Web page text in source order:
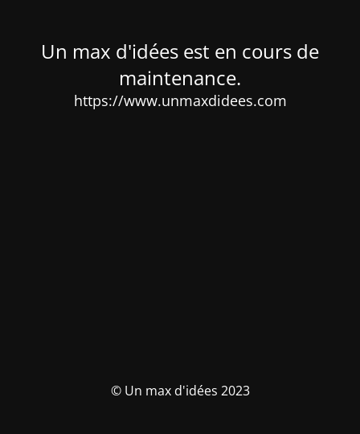
Un max d'idées est en cours de
maintenance.
https://www.unmaxdidees.com
© Un max d'idées 2023